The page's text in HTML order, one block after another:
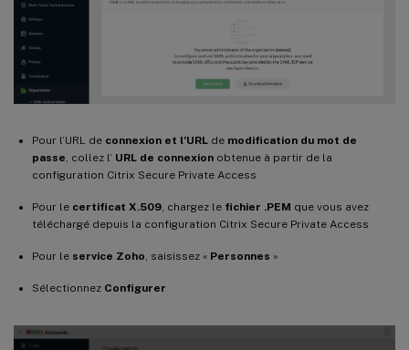
Pour l’URL de connexion et l’URL de modification du mot de
passe , collez l’ URL de connexion obtenue à partir de la
configuration Citrix Secure Private Access
Pour le certificat X.509 , chargez le fichier .PEM que vous avez
téléchargé depuis la configuration Citrix Secure Private Access
Pour le service Zoho , saisissez « Personnes »
Sélectionnez Configurer